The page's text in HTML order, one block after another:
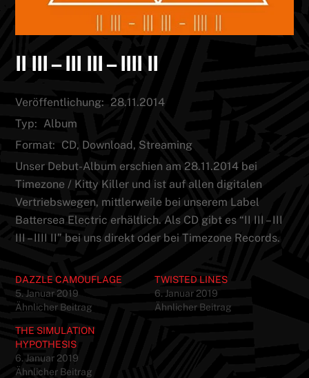
II III – III III – IIII II
Veröffentlichung: 28.11.2014
Typ: Album
Format: CD, Download, Streaming
Unser Debut-Album erschien am 28.11.2014 bei
Timezone / Kitty Killer und ist auf allen digitalen
Vertriebswegen, mittlerweile bei unserem Label
Battersea Electric erhältlich. Als CD gibt es “II III – III
III – IIII II” bei uns direkt oder bei Timezone Records.
DAZZLE CAMOUFLAGE
5. Januar 2019
Ähnlicher Beitrag
TWISTED LINES
6. Januar 2019
Ähnlicher Beitrag
THE SIMULATION
HYPOTHESIS
6. Januar 2019
Ähnlicher Beitrag